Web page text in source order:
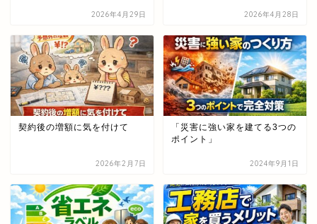
2026年4月29日 2026年4月28日
契約後の増額に気を付けて
2026年2月7日
「災害に強い家を建てる3つの
ポイント」
2024年9月1日